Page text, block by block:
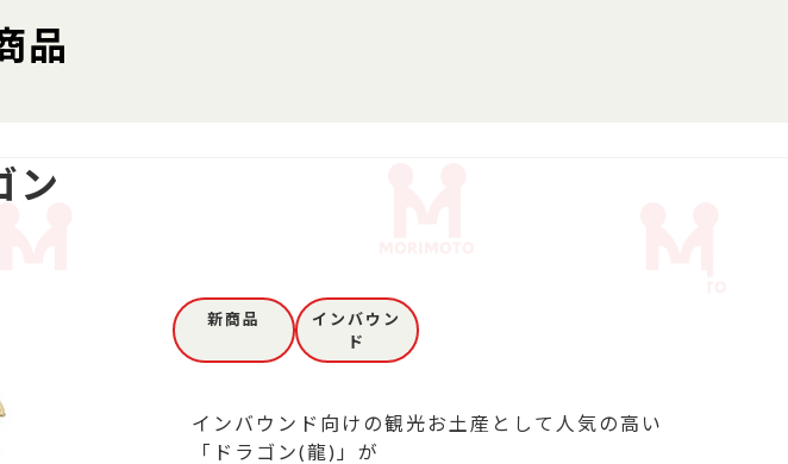
品
ン
新商品
インバウン
ド
インバウンド向けの観光お土産として人気の高い
「ドラゴン(龍)」が